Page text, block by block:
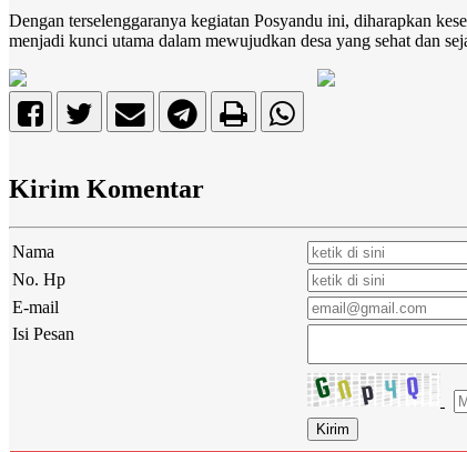
Dengan terselenggaranya kegiatan Posyandu ini, diharapkan
menjadi kunci utama dalam mewujudkan desa yang sehat dan
Kirim Komentar
Nama
No. Hp
E-mail
Isi Pesan